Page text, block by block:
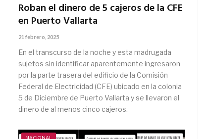
Roban el dinero de 5 cajeros de la CFE
en Puerto Vallarta
21 febrero, 2025
En el transcurso de la noche y esta madrugada
sujetos sin identificar aparentemente ingresaron
por la parte trasera del edificio de la Comisión
Federal de Electricidad (CFE) ubicado en la colonia
5 de Diciembre de Puerto Vallarta y se llevaron el
dinero de al menos cinco cajeros.
NACIONAL